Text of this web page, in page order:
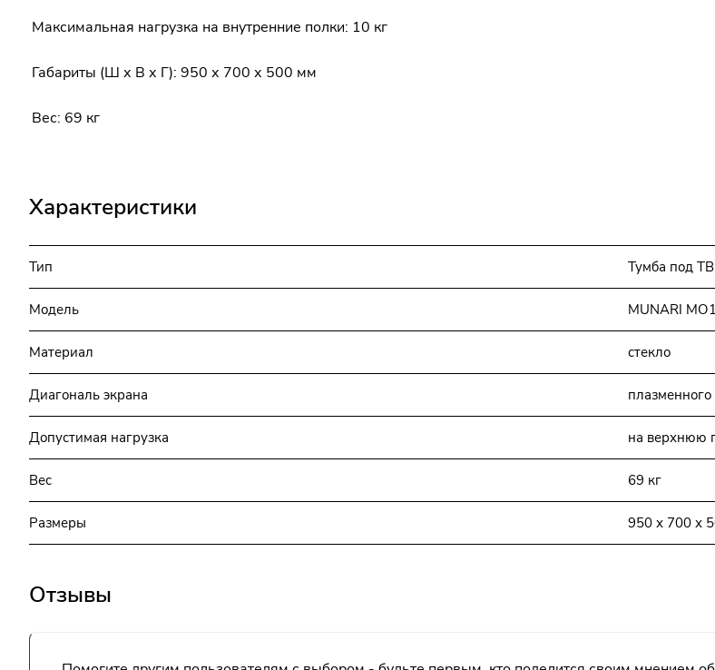
Максимальная нагрузка на внутренние полки: 10 кг
Габариты (Ш х В х Г): 950 х 700 х 500 мм
Вес: 69 кг
Характеристики
Тип Тумба под ТВ
Модель MUNARI
Материал стекло
Диагональ экрана
Допустимая нагрузка на верхнюю
Вес 69 кг
Размеры 950 х 700 х
Отзывы